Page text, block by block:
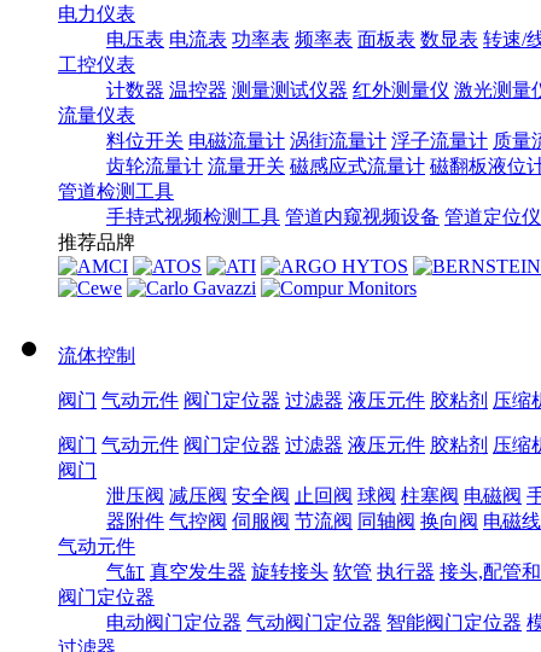
电力仪表
电压表 电流表 功率表 频率表 面板表 数显表 转速/
工控仪表
计数器 温控器 测量测试仪器 红外测量仪 激光测量
流量仪表
料位开关 电磁流量计 涡街流量计 浮子流量计 质量
齿轮流量计 流量开关 磁感应式流量计 磁翻板液位
管道检测工具
手持式视频检测工具 管道内窥视频设备 管道定位仪
推荐品牌
流体控制
阀门 气动元件 阀门定位器 过滤器 液压元件 胶粘剂 压缩
阀门 气动元件 阀门定位器 过滤器 液压元件 胶粘剂 压缩
阀门
泄压阀 减压阀 安全阀 止回阀 球阀 柱塞阀 电磁阀
器附件 气控阀 伺服阀 节流阀 同轴阀 换向阀 电磁
气动元件
气缸 真空发生器 旋转接头 软管 执行器 接头,配管
阀门定位器
电动阀门定位器 气动阀门定位器 智能阀门定位器
过滤器